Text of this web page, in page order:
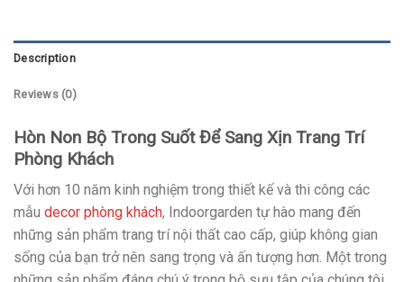
Description
Reviews (0)
Hòn Non Bộ Trong Suốt Để Sang Xịn Trang Trí
Phòng Khách
Với hơn 10 năm kinh nghiệm trong thiết kế và thi công các
mẫu decor phòng khách, Indoorgarden tự hào mang đến
những sản phẩm trang trí nội thất cao cấp, giúp không gian
sống của bạn trở nên sang trọng và ấn tượng hơn. Một trong